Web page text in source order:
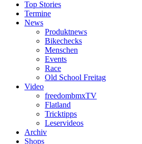
Top Stories
Termine
News
Produktnews
Bikechecks
Menschen
Events
Race
Old School Freitag
Video
freedombmxTV
Flatland
Tricktipps
Leservideos
Archiv
Shops